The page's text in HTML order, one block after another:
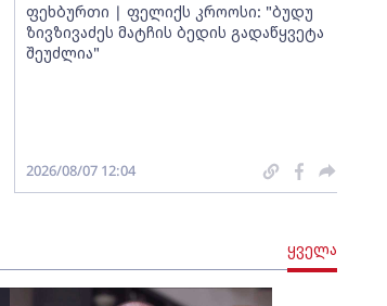
ფეხბურთი | ფელიქს კროოსი: "ბუდუ
ზივზივაძეს მატჩის ბედის გადაწყვეტა
შეუძლია"
2026/08/07 12:04
ყველა